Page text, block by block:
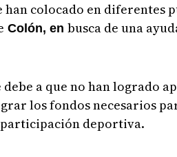
han colocado en diferentes
Colón, en busca de una
debe a que no han logrado
los fondos necesarios
deportiva.